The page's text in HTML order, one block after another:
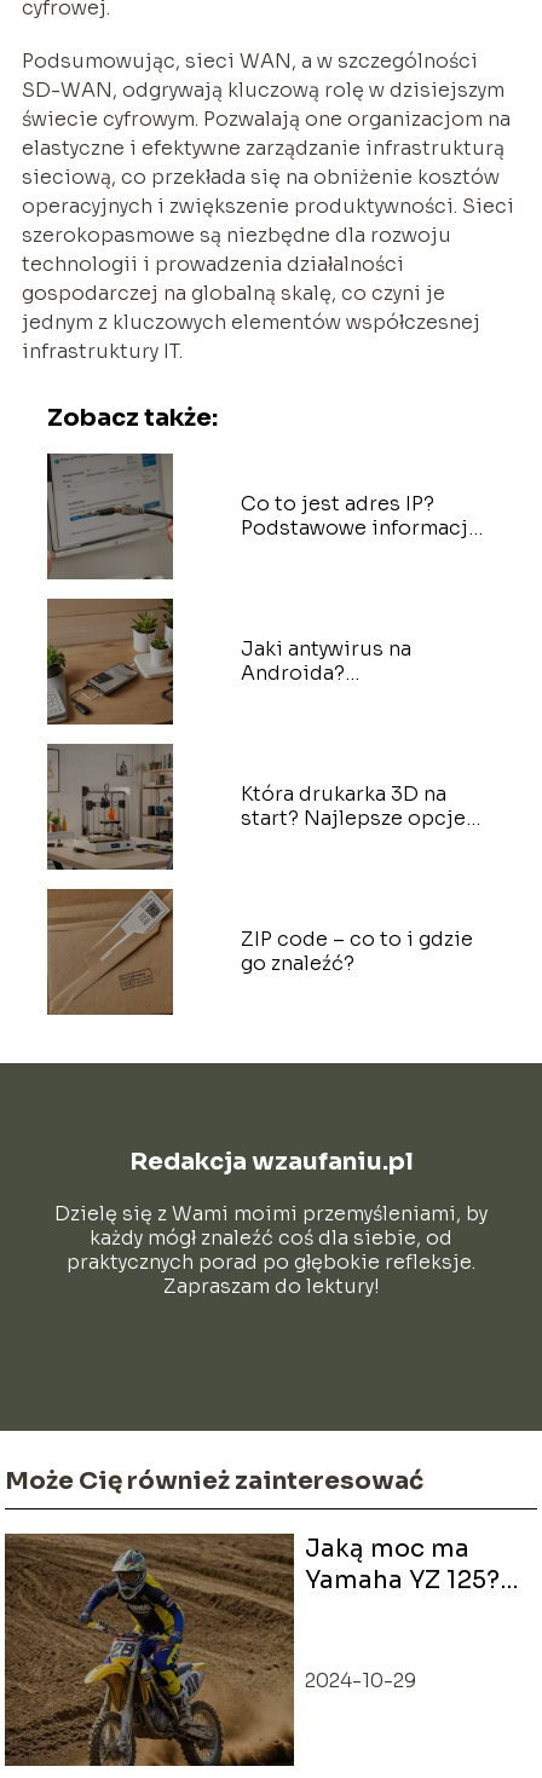
cyfrowej.
Podsumowując, sieci WAN, a w szczególności
SD-WAN, odgrywają kluczową rolę w dzisiejszym
świecie cyfrowym. Pozwalają one organizacjom na
elastyczne i efektywne zarządzanie infrastrukturą
sieciową, co przekłada się na obniżenie kosztów
operacyjnych i zwiększenie produktywności. Sieci
szerokopasmowe są niezbędne dla rozwoju
technologii i prowadzenia działalności
gospodarczej na globalną skalę, co czyni je
jednym z kluczowych elementów współczesnej
infrastruktury IT.
Zobacz także:
Co to jest adres IP?
Podstawowe informacje
Jaki antywirus na
Androida?
Która drukarka 3D na
start? Najlepsze opcje
ZIP code – co to i gdzie
go znaleźć?
Redakcja wzaufaniu.pl
Dzielę się z Wami moimi przemyśleniami, by
każdy mógł znaleźć coś dla siebie, od
praktycznych porad po głębokie refleksje.
Zapraszam do lektury!
Może Cię również zainteresować
Jaką moc ma
Yamaha YZ 125?
2024-10-29